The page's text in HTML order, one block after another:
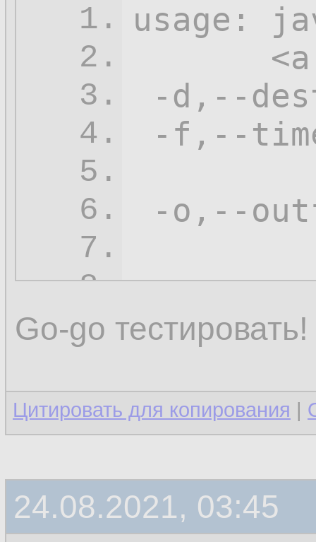
1.
2.
3.
4.
5.
6.
7.
8.
9.
11.
usage:
<arg>
-d ,--
-f ,--
-o,--
-s,--
-t,--trash
Go-go тестировать!
Цитировать для копирования |
24.08.2021, 03:45